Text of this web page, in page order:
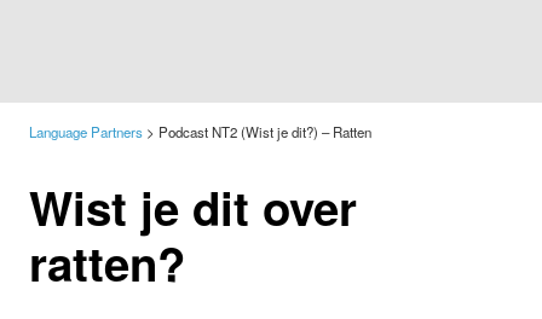
Language Partners > Podcast NT2 (Wist je dit?) – Ratten
Wist je dit over
ratten?